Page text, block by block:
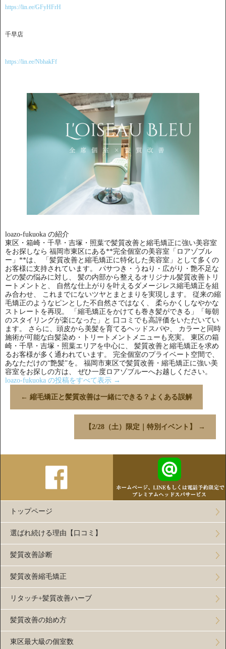
https://lin.ee/GFyHFrH
千早店
https://lin.ee/NbhakFf
loazo-fukuoka の紹介
東区・箱崎・千早・吉塚・照葉で髪質改善と縮毛矯正に強い美容室
をお探しなら 福岡市東区にある**完全個室の美容室「ロアゾブル
ー」**は、 「髪質改善と縮毛矯正に特化した美容室」として多くの
お客様に支持されています。 パサつき・うねり・広がり・艶不足な
どの髪の悩みに対し、 髪の内部から整えるオリジナル髪質改善トリ
ートメントと、 自然な仕上がりを叶えるダメージレス縮毛矯正を組
み合わせ、 これまでにないツヤとまとまりを実現します。 従来の縮
毛矯正のようなピンとした不自然さではなく、 柔らかくしなやかな
ストレートを再現。 「縮毛矯正をかけても巻き髪ができる」「毎朝
のスタイリングが楽になった」と 口コミでも高評価をいただいてい
ます。 さらに、頭皮から美髪を育てるヘッドスパや、 カラーと同時
施術が可能な白髪染め・トリートメントメニューも充実。 東区の箱
崎・千早・吉塚・照葉エリアを中心に、 髪質改善と縮毛矯正を求め
るお客様が多く通われています。 完全個室のプライベート空間で、
あなただけの“艶髪”を。 福岡市東区で髪質改善・縮毛矯正に強い美
容室をお探しの方は、 ぜひ一度ロアゾブルーへお越しください。
loazo-fukuoka の投稿をすべて表示 →
← 縮毛矯正と髪質改善は一緒にできる？よくある誤解
【2/28（土）限定｜特別イベント】 →
トップページ
選ばれ続ける理由【口コミ】
髪質改善診断
髪質改善縮毛矯正
リタッチ+髪質改善ハーブ
髪質改善の始め方
東区最大級の個室数